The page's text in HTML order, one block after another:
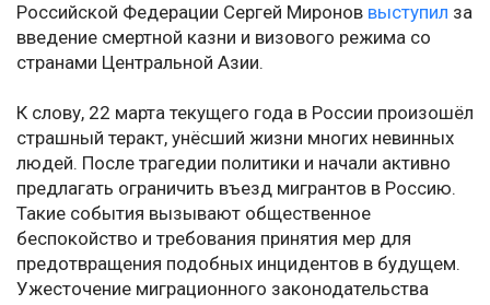
Российской Федерации Сергей Миронов выступил за
введение смертной казни и визового режима со
странами Центральной Азии.
К слову, 22 марта текущего года в России произошёл
страшный теракт, унёсший жизни многих невинных
людей. После трагедии политики и начали активно
предлагать ограничить въезд мигрантов в Россию.
Такие события вызывают общественное
беспокойство и требования принятия мер для
предотвращения подобных инцидентов в будущем.
Ужесточение миграционного законодательства